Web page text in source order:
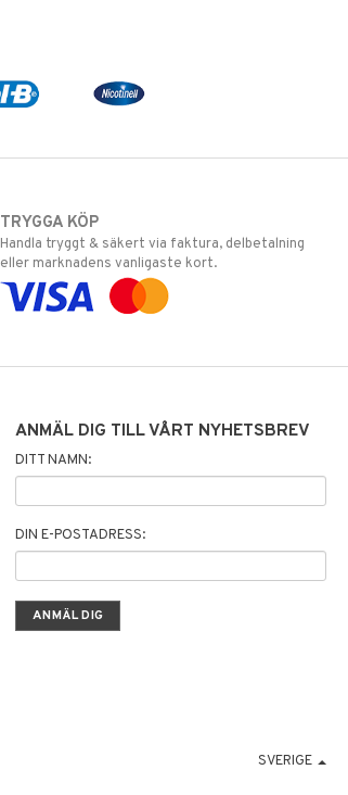
TRYGGA KÖP
Handla tryggt & säkert via faktura, delbetalning
eller marknadens vanligaste kort.
ANMÄL DIG TILL VÅRT NYHETSBREV
DITT NAMN:
DIN E-POSTADRESS:
SVERIGE